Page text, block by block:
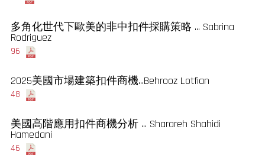
多角化世代下歐美的非中扣件採購策略 ... Sabrina
Rodriguez
96
2025美國市場建築扣件商機...Behrooz Lotfian
48
美國高階應用扣件商機分析 ... Sharareh Shahidi
Hamedani
46